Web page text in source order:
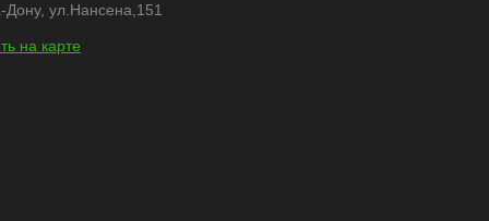
Дону, ул.Нансена,151
на карте